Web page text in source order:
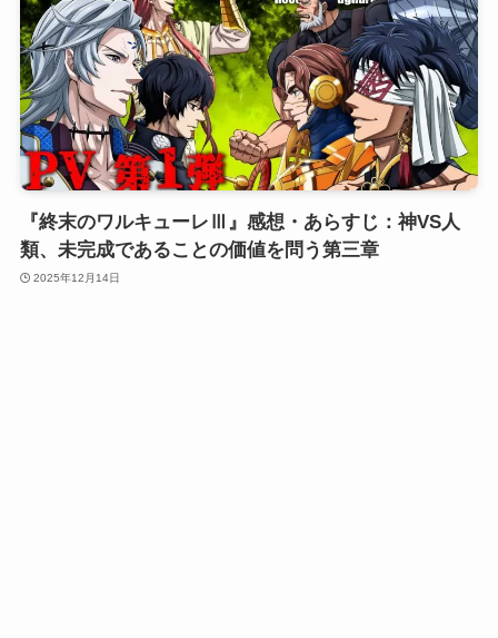
『終末のワルキューレⅢ』感想・あらすじ：神VS人
類、未完成であることの価値を問う第三章
2025年12月14日